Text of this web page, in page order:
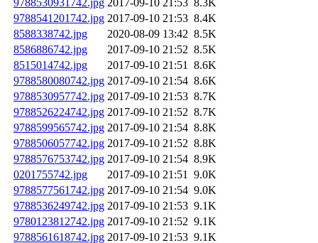
9788530931742.jpg 2017-09-10 21:53 8.3K
9788541201742.jpg 2017-09-10 21:53 8.4K
8588338742.jpg
2020-08-09 13:42 8.5K
8586886742.jpg
2017-09-10 21:52 8.5K
8515014742.jpg
2017-09-10 21:51 8.6K
9788580080742.jpg 2017-09-10 21:54 8.6K
9788530957742.jpg 2017-09-10 21:53 8.7K
9788526224742.jpg 2017-09-10 21:52 8.7K
9788599565742.jpg 2017-09-10 21:54 8.8K
9788506057742.jpg 2017-09-10 21:52 8.8K
9788576753742.jpg 2017-09-10 21:54 8.9K
0201755742.jpg
2017-09-10 21:51 9.0K
9788577561742.jpg 2017-09-10 21:54 9.0K
9788536249742.jpg 2017-09-10 21:53 9.1K
9780123812742.jpg 2017-09-10 21:52 9.1K
9788561618742.jpg 2017-09-10 21:53 9.1K